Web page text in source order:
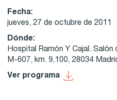
Fecha:
jueves, 27 de octubre de 2011
Dónde:
Hospital Ramón Y Cajal. Salón
M-607, km. 9,100, 28034
Ver programa